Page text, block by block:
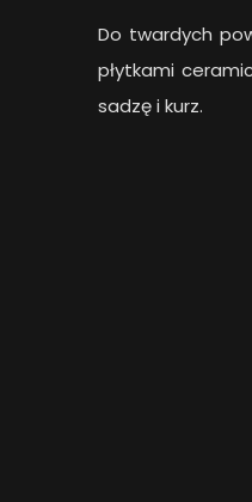
Do twardych
płytkami
sadzę i kurz.